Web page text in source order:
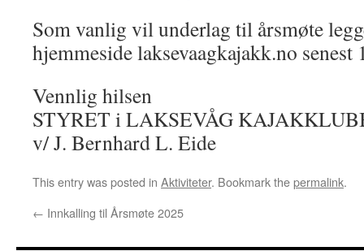
Som vanlig vil underlag til årsmøte
hjemmeside laksevaagkajakk.no senest
Vennlig hilsen
STYRET i LAKSEVÅG
v/ J. Bernhard L. Eide
This entry was posted in Aktiviteter. Bookmark thepermalink.
← Innkalling til Årsmøte 2025